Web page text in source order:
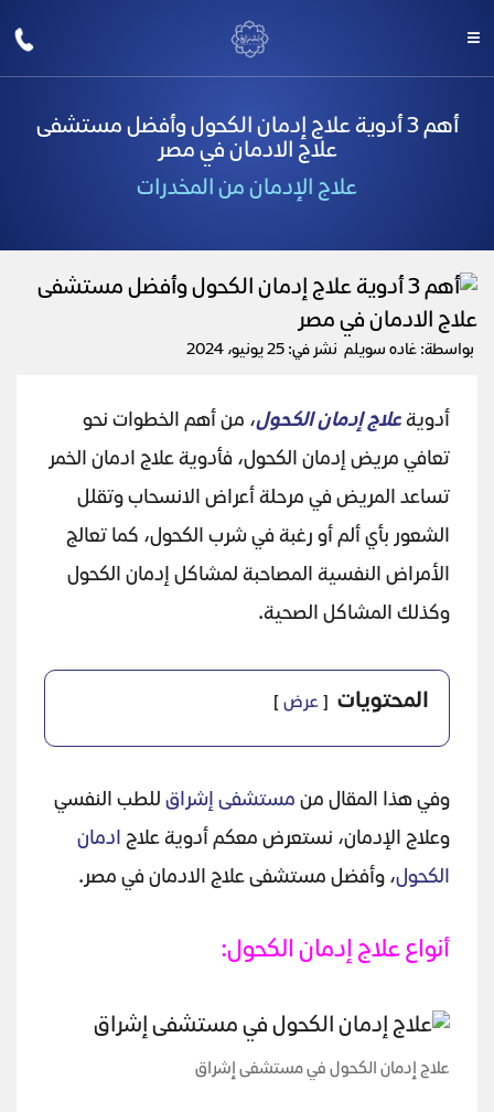
أهم 3 أدوية علاج إدمان الكحول وأفضل مستشفى
علاج الادمان في مصر
علاج الإدمان من المخدرات
بواسطة: غاده سويلم نشر في: 25 يونيو، 2024
أدويةعلاج إدمان الكحول، من أهم الخطوات نحو
تعافي مريض إدمان الكحول، فأدوية علاج ادمان الخمر
تساعد المريض في مرحلة أعراض الانسحاب وتقلل
الشعور بأي ألم أو رغبة في شرب الكحول، كما تعالج
الأمراض النفسية المصاحبة لمشاكل إدمان الكحول
وكذلك المشاكل الصحية.
المحتويات عرض
وفي هذا المقال من مستشفى إشراق للطب النفسي
وعلاج الإدمان، نستعرض معكم أدوية علاج ادمان
الكحول، وأفضل مستشفى علاج الادمان في مصر.
أنواع علاج إدمان الكحول:
علاج إدمان الكحول في مستشفى إشراق